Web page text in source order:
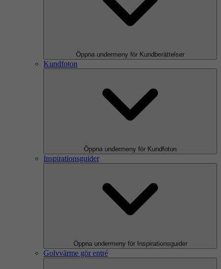
Öppna undermeny för Kundberättelser
Kundfoton
Öppna undermeny för Kundfoton
Inspirationsguider
Öppna undermeny för Inspirationsguider
Golvvärme gör entré